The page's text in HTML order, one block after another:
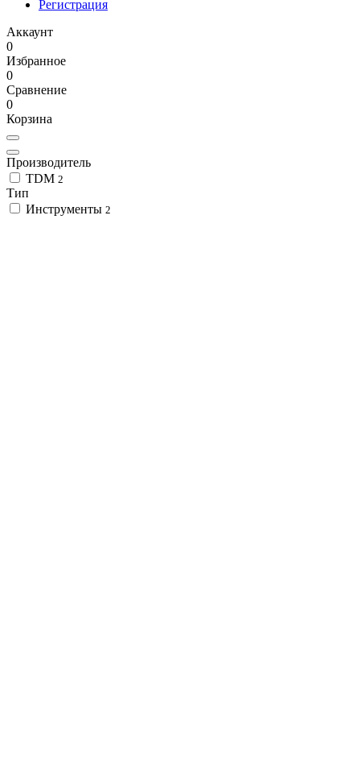
Регистрация
Аккаунт
0
Избранное
0
Сравнение
0
Корзина
Производитель
TDM 2
Тип
Инструменты 2